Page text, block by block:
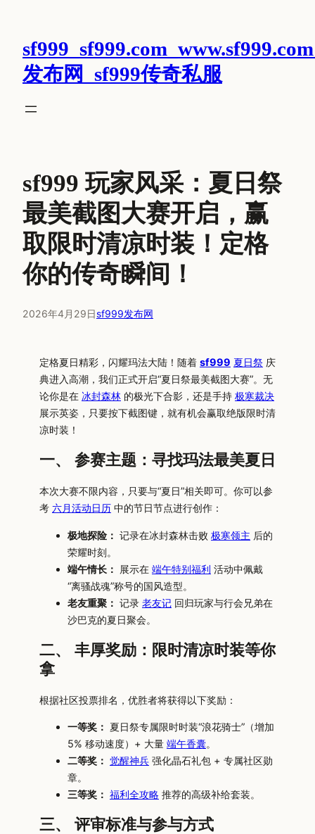
发布网_sf999传奇私服
sf999 玩家风采：夏日祭
最美截图大赛开启，赢
取限时清凉时装！定格
你的传奇瞬间！
2026年4月29日sf999发布网
定格夏日精彩，闪耀玛法大陆！随着 sf999 夏日祭 庆
典进入高潮，我们正式开启“夏日祭最美截图大赛”。无
论你是在 冰封森林 的极光下合影，还是手持 极寒裁决
展示英姿，只要按下截图键，就有机会赢取绝版限时清
凉时装！
一、 参赛主题：寻找玛法最美夏日
本次大赛不限内容，只要与“夏日”相关即可。你可以参
考 六月活动日历 中的节日节点进行创作：
极地探险： 记录在冰封森林击败 极寒领主 后的
荣耀时刻。
端午情长：
展示在 端午特别福利 活动中佩戴
“离骚战魂”称号的国风造型。
老友重聚： 记录 老友记 回归玩家与行会兄弟在
沙巴克的夏日聚会。
二、 丰厚奖励：限时清凉时装等你
拿
根据社区投票排名，优胜者将获得以下奖励：
一等奖： 夏日祭专属限时时装“浪花骑士”（增加
5% 移动速度）+ 大量 端午香囊。
二等奖： 觉醒神兵 强化晶石礼包 + 专属社区勋
章。
三等奖： 福利全攻略 推荐的高级补给套装。
三、 评审标准与参与方式